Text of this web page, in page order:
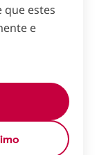
que estes
e